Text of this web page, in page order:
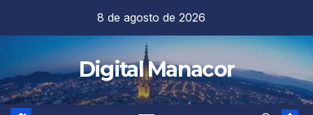
contenido
8 de agosto de 2026
Digital Manacor